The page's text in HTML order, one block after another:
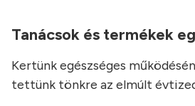
Tanácsok és termékek
Kertünk egészséges
tettünk tönkre az elmúlt